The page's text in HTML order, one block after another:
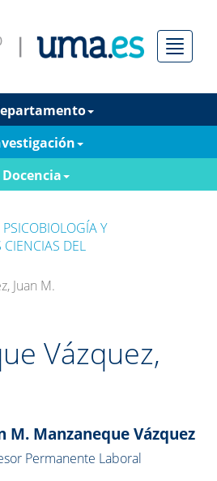
Menú
Docencia
Y
DEL
Juan M.
Vázquez,
M. Manzaneque Vázquez
Permanente Laboral